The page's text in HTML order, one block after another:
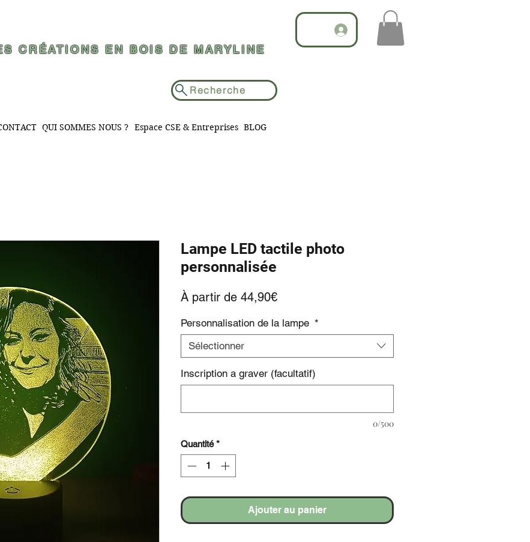
CRÉATIONS EN BOIS DE MARYLINE
Recherche
QUI SOMMES NOUS ? Espace CSE & Entreprises BLOG
Lampe LED tactile photo
personnalisée
À partir de 44,90€Prix
Personnalisation de la lampe *
Sélectionner
Inscription a graver (facultatif)
0/500
Quantité *
Ajouter au panier